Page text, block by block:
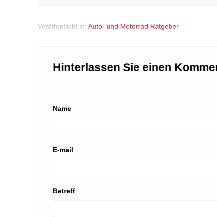
Veröffentlicht in:Auto- und Motorrad Ratgeber
Hinterlassen Sie einen
Name
E-mail
Betreff